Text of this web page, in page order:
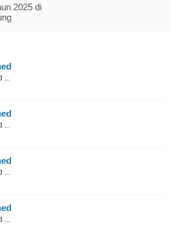
2025 di
...
...
...
...